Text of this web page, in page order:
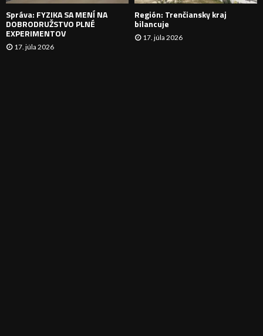
Správa: FYZIKA SA MENÍ NA
DOBRODRUŽSTVO PLNÉ
EXPERIMENTOV
17. júla 2026
Región: Trenčiansky kraj
bilancuje
17. júla 2026